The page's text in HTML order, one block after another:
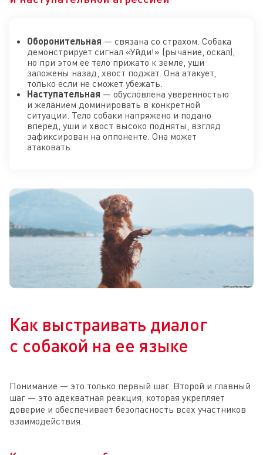
Оборонительная — связана со страхом. Собака
демонстрирует сигнал «Уйди!» (рычание, оскал),
но при этом ее тело прижато к земле, уши
заложены назад, хвост поджат. Она атакует,
только если не сможет убежать.
Наступательная — обусловлена уверенностью
и желанием доминировать в конкретной
ситуации. Тело собаки напряжено и подано
вперед, уши и хвост высоко подняты, взгляд
зафиксирован на оппоненте. Она может
атаковать.
Как выстраивать диалог
с собакой на ее языке
Понимание — это только первый шаг. Второй и главный
шаг — это адекватная реакция, которая укрепляет
доверие и обеспечивает безопасность всех участников
взаимодействия.